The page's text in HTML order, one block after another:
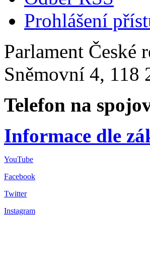
Prohlášení
Parlament České
Sněmovní 4, 118
Telefon na
Informace dle
YouTube
Facebook
Twitter
Instagram